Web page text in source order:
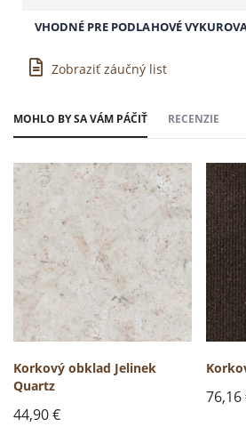
VHODNÉ PRE PODLAHOVÉ
Zobraziť záučný list
MOHLO BY SA VÁM PÁČIŤ RECENZIE
Korkový obklad Jelinek
Quartz
44,90€
76,16